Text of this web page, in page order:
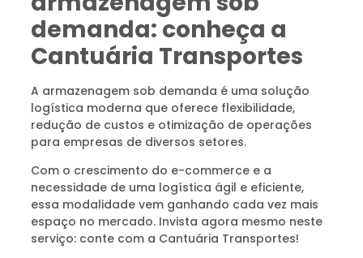
demanda: conheça a
Cantuária Transportes
A armazenagem sob demanda é uma solução
logística moderna que oferece flexibilidade,
redução de custos e otimização de operações
para empresas de diversos setores.
Com o crescimento do e-commerce e a
necessidade de uma logística ágil e eficiente,
essa modalidade vem ganhando cada vez mais
espaço no mercado. Invista agora mesmo neste
serviço: conte com a Cantuária Transportes!